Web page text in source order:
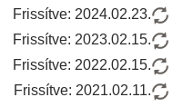
Frissítve: 2024.02.23.
Frissítve: 2023.02.15.
Frissítve: 2022.02.15.
Frissítve: 2021.02.11.